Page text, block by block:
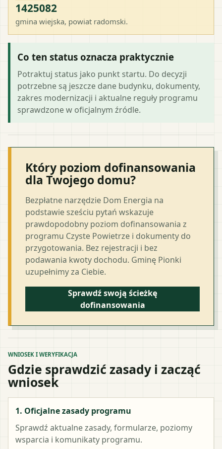
1425082
gmina wiejska, powiat radomski.
Co ten status oznacza praktycznie
Potraktuj status jako punkt startu. Do decyzji
potrzebne są jeszcze dane budynku, dokumenty,
zakres modernizacji i aktualne reguły programu
sprawdzone w oficjalnym źródle.
Który poziom dofinansowania
dla Twojego domu?
Bezpłatne narzędzie Dom Energia na
podstawie sześciu pytań wskazuje
prawdopodobny poziom dofinansowania z
programu Czyste Powietrze i dokumenty do
przygotowania. Bez rejestracji i bez
podawania kwoty dochodu. Gminę Pionki
uzupełnimy za Ciebie.
Sprawdź swoją ścieżkę
dofinansowania
WNIOSEK I WERYFIKACJA
Gdzie sprawdzić zasady i zacząć
wniosek
1. Oficjalne zasady programu
Sprawdź aktualne zasady, formularze, poziomy
wsparcia i komunikaty programu.